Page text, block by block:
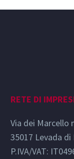
RETE DI
Via dei Marcello
35017 Levada
P.IVA/VAT: